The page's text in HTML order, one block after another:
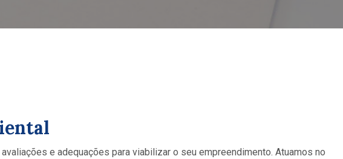
e adequações para viabilizar o seu empreendimento. Atuamos no